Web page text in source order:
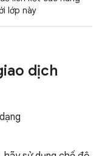
lớp này
dịch